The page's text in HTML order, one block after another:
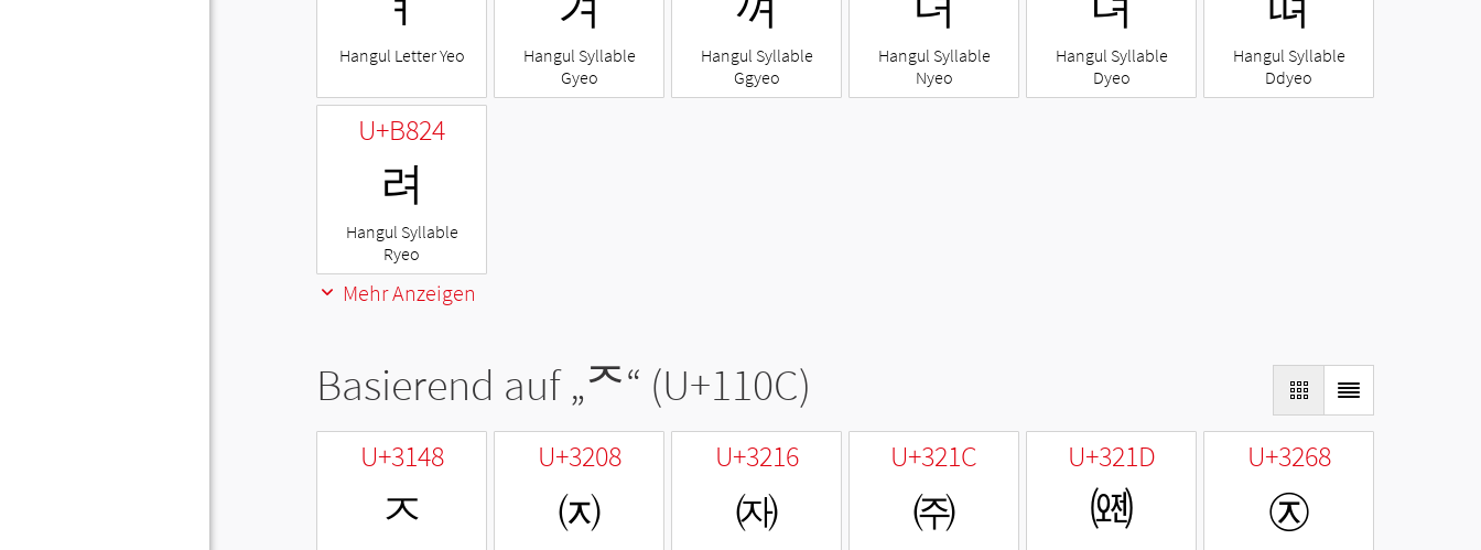
Hangul Letter Yeo
Hangul Syllable
Gyeo
Hangul Syllable
Ggyeo
Hangul Syllable
Nyeo
Hangul Syllable
Dyeo
Hangul Syllable
Ddyeo
U+B824
려
Hangul Syllable
Ryeo
Mehr Anzeigen
Basierend auf „ᄌ“ (U+110C)
U+3148
ㅈ
U+3208
㈈
U+3216
㈖
U+321C
㈜
U+321D
㈝
U+3268
㉨